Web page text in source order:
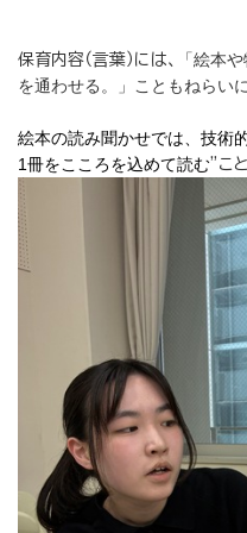
保育内容（言葉）には、 「絵本
を通わせる。」こともねらい
絵本の読み聞かせでは、技術
1冊をこころを込めて読む”こ